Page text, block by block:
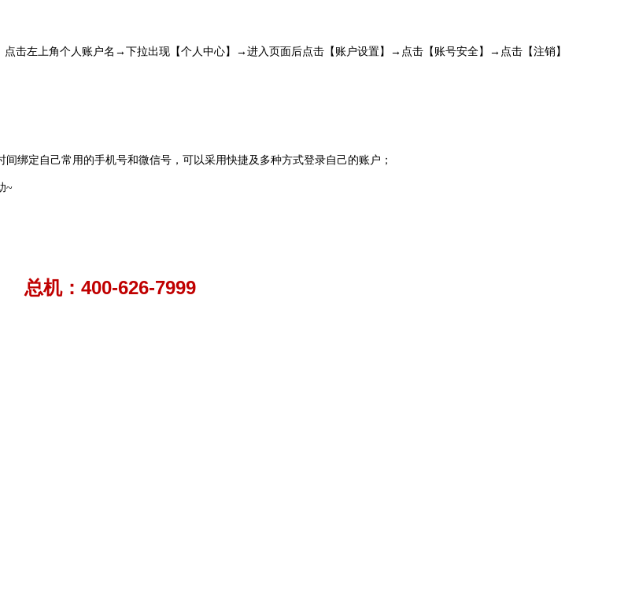
击左上角个人账户名 →下拉出现【个人中心】 → 进入页面后点击【账户设置】 → 点击【账号安全】 →点击【注销】
绑定自己常用的手机号和微信号，可以采用快捷及多种方式登录自己的账户；
~
总机：400-626-7999